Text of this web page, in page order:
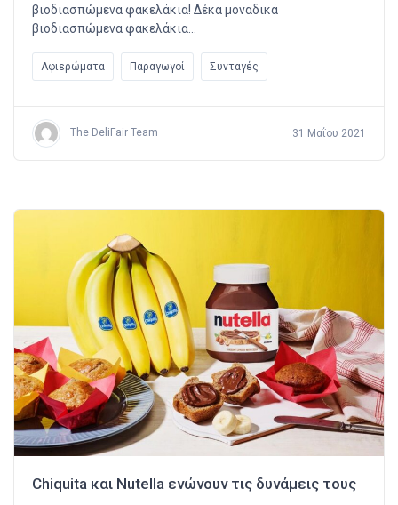
βιοδιασπώμενα φακελάκια! Δέκα μοναδικά
βιοδιασπώμενα φακελάκια…
Αφιερώματα Παραγωγοί Συνταγές
The DeliFair Team 31 Μαΐου 2021
Chiquita και Nutella ενώνουν τις δυνάμεις τους